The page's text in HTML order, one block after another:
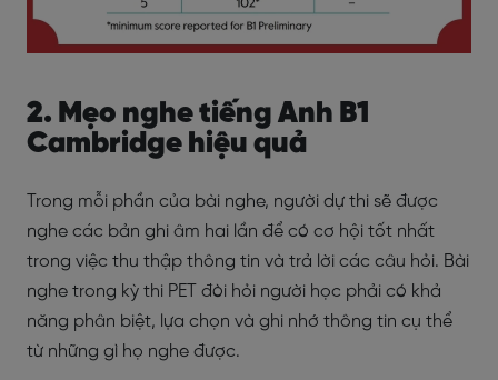
2. Mẹo nghe tiếng Anh B1
Cambridge hiệu quả
Trong mỗi phần của bài nghe, người dự thi sẽ được
nghe các bản ghi âm hai lần để có cơ hội tốt nhất
trong việc thu thập thông tin và trả lời các câu hỏi. Bài
nghe trong kỳ thi PET đòi hỏi người học phải có khả
năng phân biệt, lựa chọn và ghi nhớ thông tin cụ thể
từ những gì họ nghe được.